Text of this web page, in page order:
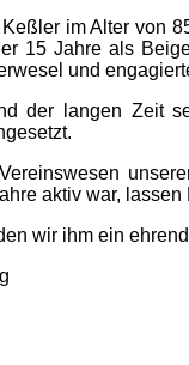
im Alter von
15 Jahre als
und
der langen Zeit
aktiv war,
wir ihm ein